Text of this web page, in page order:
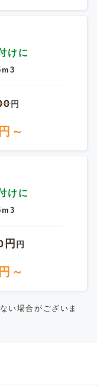
けに
円
円～
けに
円円
円～
い場合がございま